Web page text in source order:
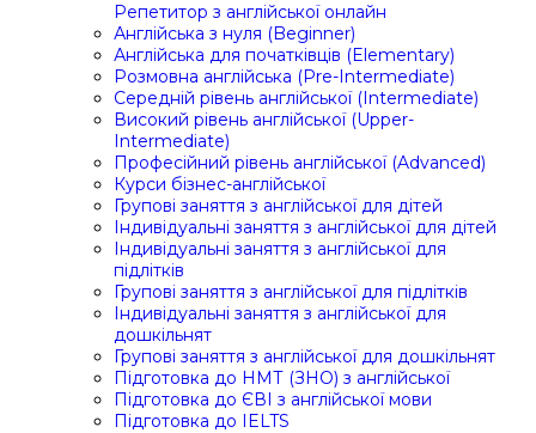
Репетитор з англійської онлайн
Англійська з нуля (Beginner)
Англійська для початківців (Elementary)
Розмовна англійська (Pre-Intermediate)
Середній рівень англійської (Intermediate)
Високий рівень англійської (Upper-
Intermediate)
Професійний рівень англійської (Advanced)
Курси бізнес-англійської
Групові заняття з англійської для дітей
Індивідуальні заняття з англійської для дітей
Індивідуальні заняття з англійської для
підлітків
Групові заняття з англійської для підлітків
Індивідуальні заняття з англійської для
дошкільнят
Групові заняття з англійської для дошкільнят
Підготовка до НМТ (ЗНО) з англійської
Підготовка до ЄВІ з англійської мови
Підготовка до IELTS